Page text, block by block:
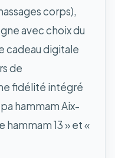
corps),
avec choix du
cadeau digitale
de
fidélité intégré
hammam Aix-
13 » et «